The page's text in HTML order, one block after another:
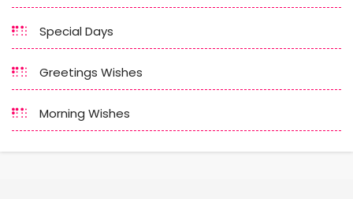
Special Days
Greetings Wishes
Morning Wishes